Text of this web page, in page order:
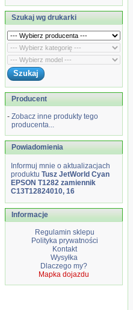
Szukaj wg drukarki
Producent
- Zobacz inne produkty tego
producenta...
Powiadomienia
Informuj mnie o aktualizacjach
produktu Tusz JetWorld Cyan
EPSON T1282 zamiennik
C13T12824010, 16
Informacje
Regulamin sklepu
Polityka prywatności
Kontakt
Wysyłka
Dlaczego my?
Mapka dojazdu